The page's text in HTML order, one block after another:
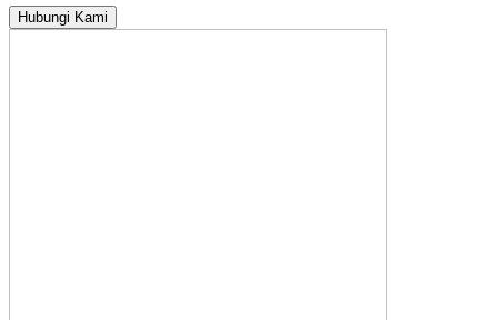
Hubungi Kami